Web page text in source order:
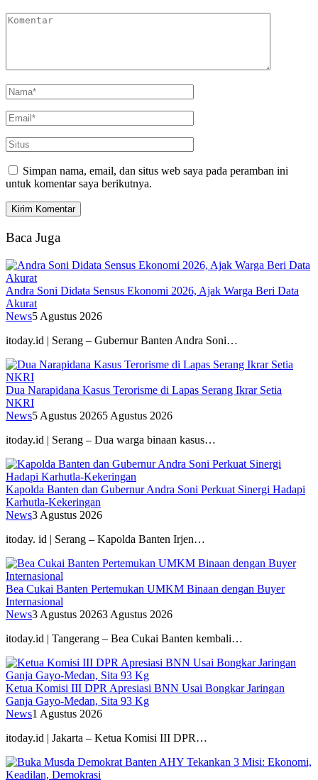
Simpan nama, email, dan situs web saya pada peramban ini
untuk komentar saya berikutnya.
Baca Juga
Andra Soni Didata Sensus Ekonomi 2026, Ajak Warga Beri Data
Akurat
News5 Agustus 2026
itoday.id | Serang – Gubernur Banten Andra Soni…
Dua Narapidana Kasus Terorisme di Lapas Serang Ikrar Setia
NKRI
News5 Agustus 20265 Agustus 2026
itoday.id | Serang – Dua warga binaan kasus…
Kapolda Banten dan Gubernur Andra Soni Perkuat Sinergi Hadapi
Karhutla-Kekeringan
News3 Agustus 2026
itoday. id | Serang – Kapolda Banten Irjen…
Bea Cukai Banten Pertemukan UMKM Binaan dengan Buyer
Internasional
News3 Agustus 20263 Agustus 2026
itoday.id | Tangerang – Bea Cukai Banten kembali…
Ketua Komisi III DPR Apresiasi BNN Usai Bongkar Jaringan
Ganja Gayo-Medan, Sita 93 Kg
News1 Agustus 2026
itoday.id | Jakarta – Ketua Komisi III DPR…